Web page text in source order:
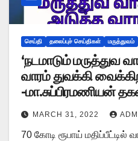
செய்தி தலைப்புச் செய்திகள் மருத்துவம்
‘நடமாடும்
வாரம் துவக்கி
-மா.சுப்பிரமணியன்
MARCH 31, 2022
70 கோடி ரூபாய் மதிப்பீட்டில்